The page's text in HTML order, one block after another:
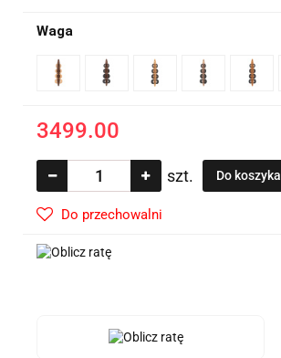
Waga
3499.00
szt. Do koszyka
Do przechowalni